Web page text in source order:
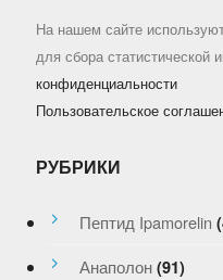
На нашем сайте
для сбора статистической
конфиденциальности
Пользовательское
РУБРИКИ
Пептид Ipamorelin
Анаполон (91)